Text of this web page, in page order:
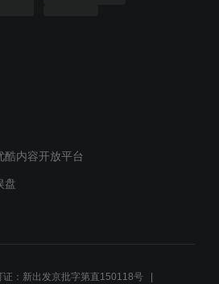
酷内容开放平台
盘
证：新出发京批字第直150118号